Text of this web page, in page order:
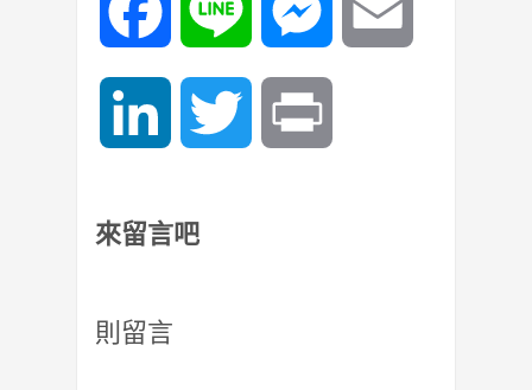
Facebook Line Messenger
LinkedIn Twitter
來留言吧
則留言